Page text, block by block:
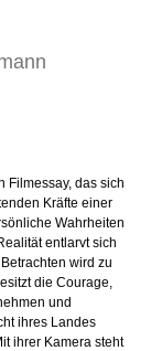
Filmessay, das sich
Kräfte einer
Wahrheiten
entlarvt sich
wird zu
die Courage,
und
ihres Landes
ihrer Kamera steht